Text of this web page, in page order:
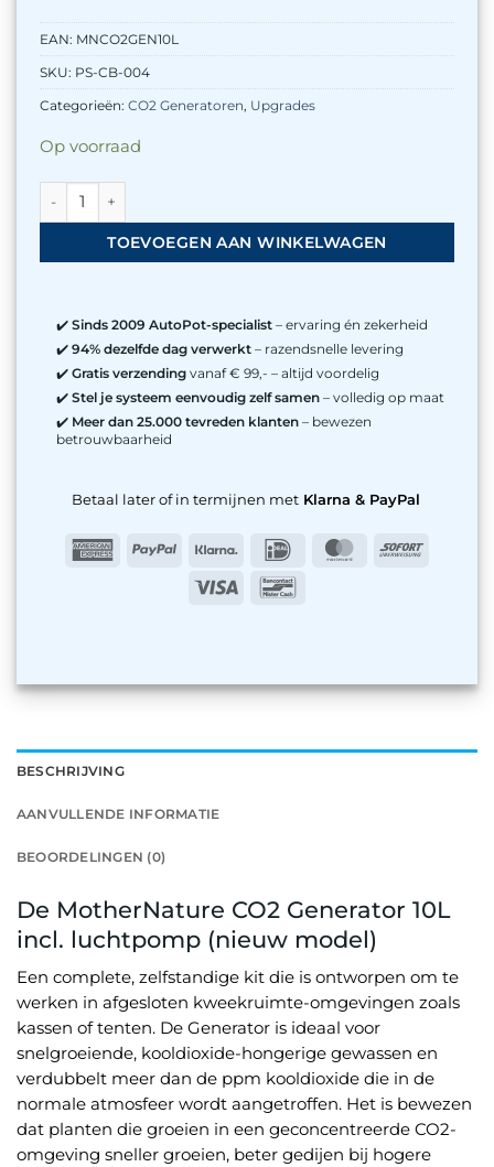
BESCHRIJVING
AANVULLENDE INFORMATIE
BEOORDELINGEN (0)
De MotherNature CO2 Generator 10L
incl. luchtpomp (nieuw model)
Een complete, zelfstandige kit die is ontworpen om te
werken in afgesloten kweekruimte-omgevingen zoals
kassen of tenten. De Generator is ideaal voor
snelgroeiende, kooldioxide-hongerige gewassen en
verdubbelt meer dan de ppm kooldioxide die in de
normale atmosfeer wordt aangetroffen. Het is bewezen
dat planten die groeien in een geconcentreerde CO2-
omgeving sneller groeien, beter gedijen bij hogere
EAN: MNCO2GEN10L
SKU: PS-CB-004
Categorieën: CO2 Generatoren, Upgrades
Op voorraad
MotherNature 10L - CO2 emmer - incl. pomp aantal
TOEVOEGEN AAN WINKELWAGEN
✔️Sinds 2009 AutoPot-specialist – ervaring én zekerheid
✔️94% dezelfde dag verwerkt – razendsnelle levering
✔️Gratis verzending vanaf € 99,- – altijd voordelig
✔️Stel je systeem eenvoudig zelf samen – volledig op maat
✔️ Meer dan 25.000 tevreden klanten – bewezen
betrouwbaarheid
Betaal later of in termijnen metKlarna & PayPal
AmericanPayPal Klarna IDeal MasterCard
Sofort
Visa